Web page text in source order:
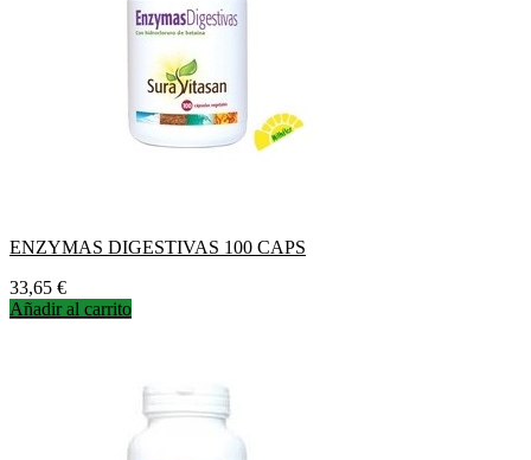
ENZYMAS DIGESTIVAS 100 CAPS
Precio
33,65 €
Añadir al carrito